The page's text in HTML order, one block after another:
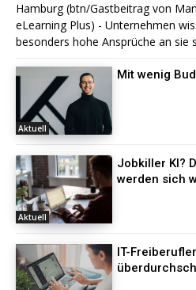
Hamburg (btn/Gastbeitrag von
eLearning Plus) - Unternehmen
besonders hohe Ansprüche an sie
Aktuell
Mit wenig
Aktuell
Jobkiller KI?
werden sich
IT-